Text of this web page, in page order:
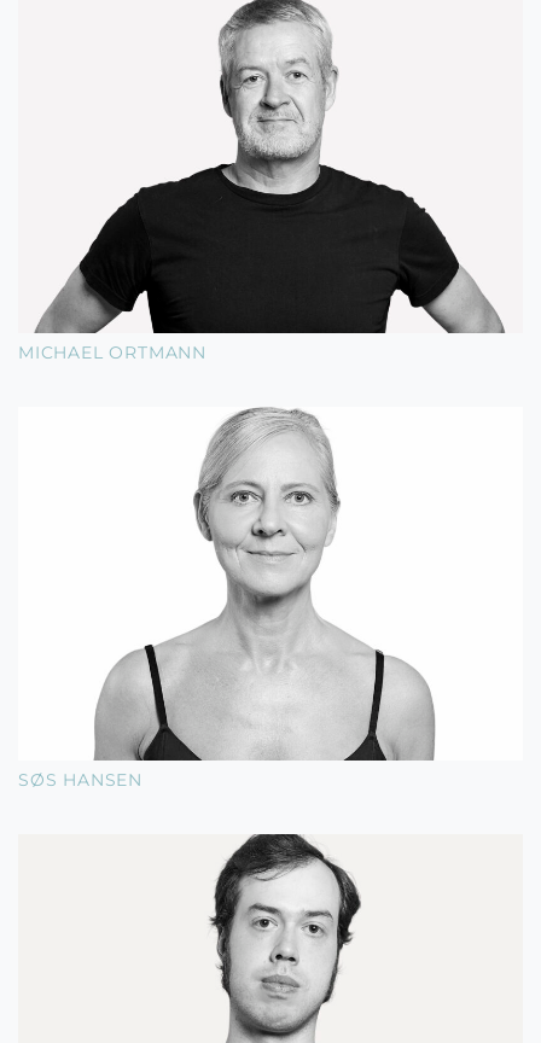
MICHAEL ORTMANN
SØS HANSEN